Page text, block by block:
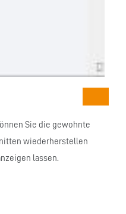
Sie die gewohnte
wiederherstellen
lassen.